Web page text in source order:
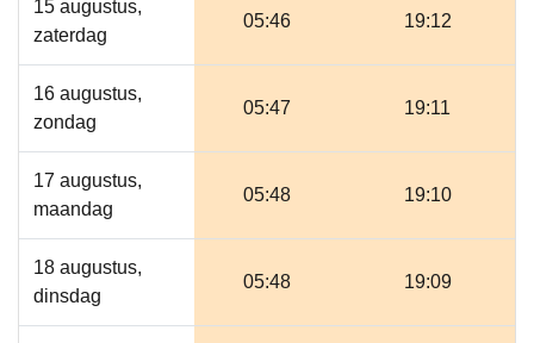
15 augustus,
zaterdag
05:46 19:12
16 augustus,
zondag
05:47 19:11
17 augustus,
maandag
05:48 19:10
18 augustus,
dinsdag
05:48 19:09